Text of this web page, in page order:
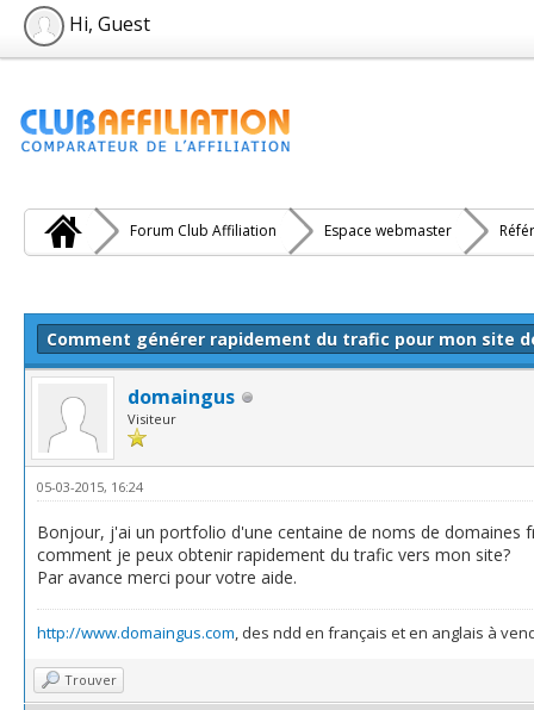
Hi, Guest
Forum Club Affiliation Espace webmaster
Comment générer rapidement du trafic pour mon site
domaingus
Visiteur
05-03-2015, 16:24
Bonjour, j'ai un portfolio d'une centaine de noms de domaines
comment je peux obtenir rapidement du trafic vers mon site?
Par avance merci pour votre aide.
http://www.domaingus.com, des ndd en français et en anglais à
Trouver